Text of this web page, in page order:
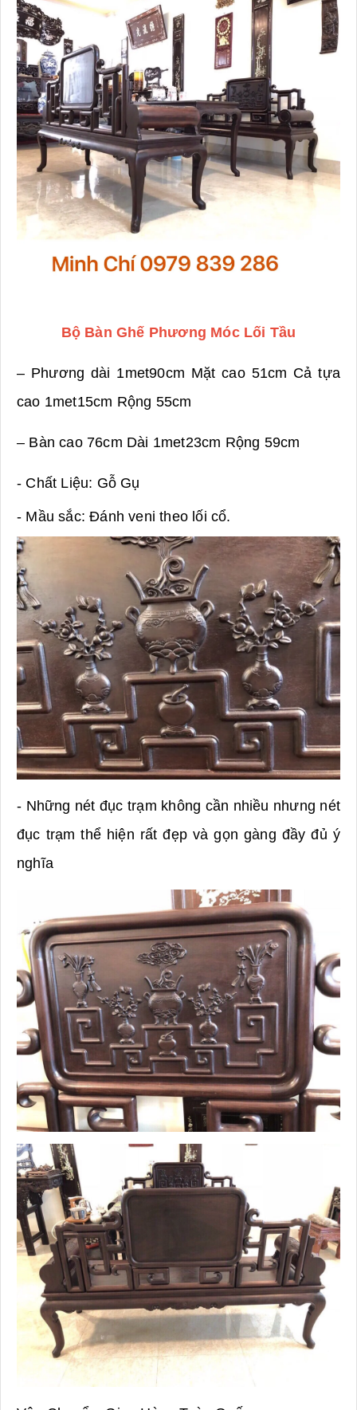
Bộ Bàn Ghế Phương Móc Lối Tầu
– Phương dài 1met90cm Mặt cao 51cm Cả tựa
cao 1met15cm Rộng 55cm
– Bàn cao 76cm Dài 1met23cm Rộng 59cm
- Chất Liệu: Gỗ Gụ
- Mầu sắc: Đánh veni theo lối cổ.
- Những nét đục trạm không cần nhiều nhưng nét
đục trạm thể hiện rất đẹp và gọn gàng đầy đủ ý
nghĩa